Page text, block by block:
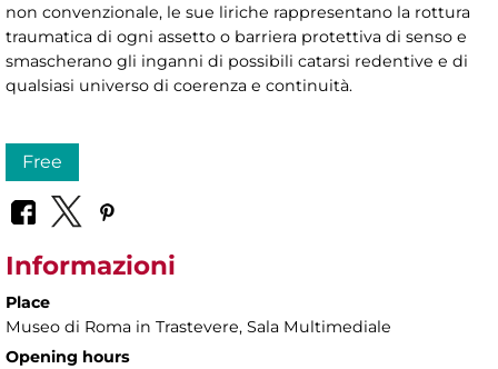
non convenzionale, le sue liriche rappresentano la rottura
traumatica di ogni assetto o barriera protettiva di senso e
smascherano gli inganni di possibili catarsi redentive e di
qualsiasi universo di coerenza e continuità.
Free
Informazioni
Place
Museo di Roma in Trastevere, Sala Multimediale
Opening hours